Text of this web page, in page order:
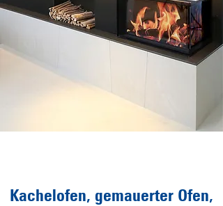
Kachelofen, gemauerter Ofen,